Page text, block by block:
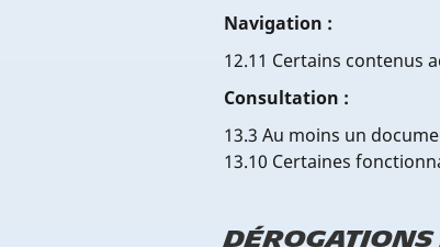
Navigation :
12.11 Certains contenus
Consultation :
13.3 Au moins un
13.10 Certaines